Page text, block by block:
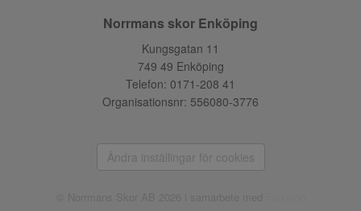
Norrmans skor Enköping
Kungsgatan 11
749 49 Enköping
Telefon: 0171-208 41
Organisationsnr: 556080-3776
Ändra inställingar för cookies